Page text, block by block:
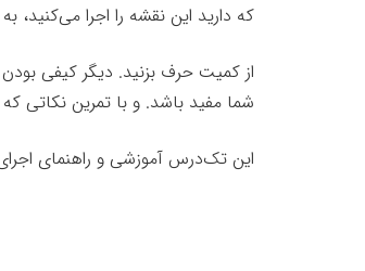
که دارید این نقشه را اجرا
از کمیت حرف بزنید. دیگر کیفی
شما مفید باشد. و با تمرین نکاتی
این تک‌درس آموزشی و راهنمای